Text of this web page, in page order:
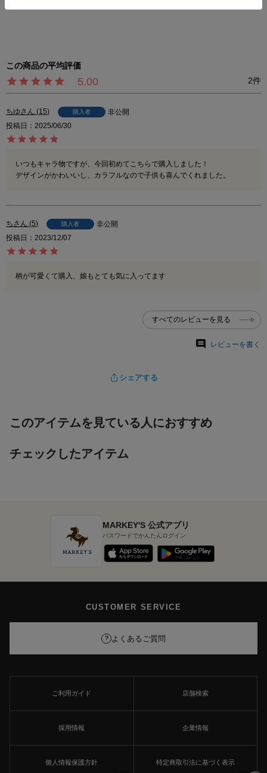
5.00 2
ちゆ 15 購入者
非公開
投稿日
2025/06/30
いつもキャラ物ですが、今回初めてこちらで購入しました！
デザインがかわいいし、カラフルなので子供も喜んでくれました。
ち 5 購入者
非公開
投稿日
2023/12/07
柄が可愛くて購入、娘もとても気に入ってます
すべてのレビューを見る
レビューを書く
シェアする
このアイテムを見ている人におすすめ
チェックしたアイテム
MARKEY'S 公式アプリ
パスワードでかんたんログイン
CUSTOMER SERVICE
? よくあるご質問
ご利用ガイド 店舗検索
採用情報 企業情報
個人情報保護方針 特定商取引法に基づく表示